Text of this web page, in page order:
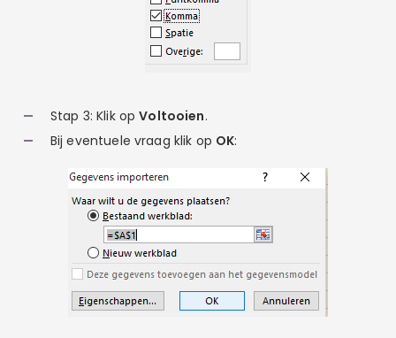
Stap 3: Klik opVoltooien.
Bij eventuele vraag klik op OK: